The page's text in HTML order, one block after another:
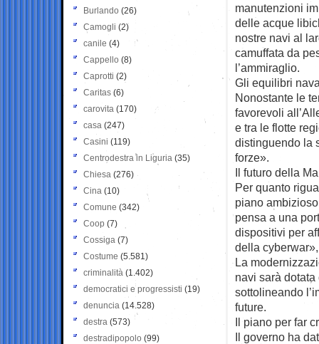
manutenzioni
delle acque
nostre navi al
camuffata da
l’ammiraglio.
Gli equilibri
Nonostante le
favorevoli
e tra le flotte
distinguendo la
forze».
Il futuro della
Per quanto
piano
pensa a una
dispositivi per
della
La
navi sarà
sottolineando
future.
Il piano per far
Il governo ha
Burlando (26)
Camogli (2)
canile (4)
Cappello (8)
Caprotti (2)
Caritas (6)
carovita (170)
casa (247)
Casini (119)
Centrodestra in Liguria (35)
Chiesa (276)
Cina (10)
Comune (342)
Coop (7)
Cossiga (7)
Costume (5.581)
criminalità (1.402)
democratici e progressisti (19)
denuncia (14.528)
destra (573)
destradipopolo (99)